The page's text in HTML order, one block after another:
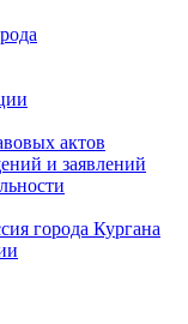
актов
и заявлений
города Кургана